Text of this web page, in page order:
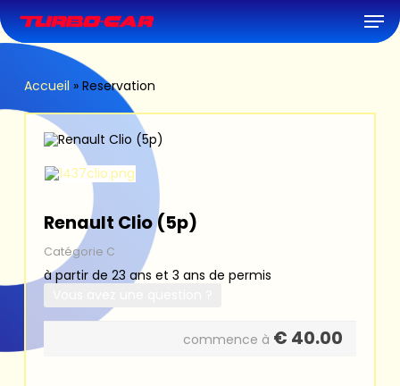
to
main
content
Accueil » Reservation
Renault Clio (5p)
Catégorie C
à partir de 23 ans et 3 ans de permis
commence à € 40.00